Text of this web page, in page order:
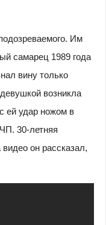
Им
самарец 1989 года
вину только
возникла
ей удар ножом в
30-летняя
он рассказал,